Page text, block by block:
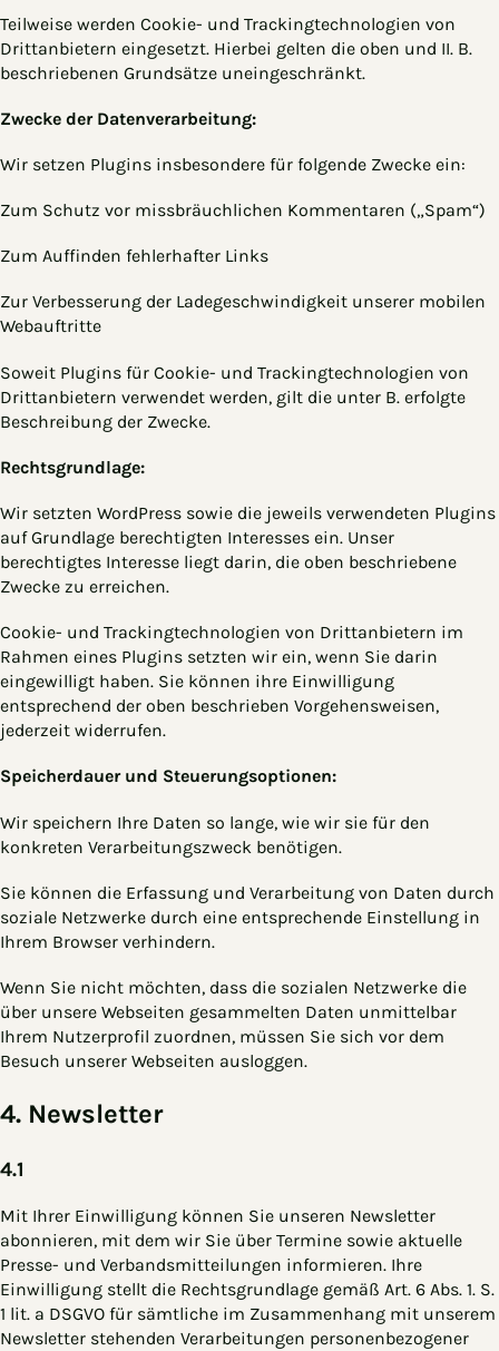
Teilweise werden Cookie- und Trackingtechnologien von
Drittanbietern eingesetzt. Hierbei gelten die oben und II. B.
beschriebenen Grundsätze uneingeschränkt.
Zwecke der Datenverarbeitung:
Wir setzen Plugins insbesondere für folgende Zwecke ein:
Zum Schutz vor missbräuchlichen Kommentaren („Spam“)
Zum Auffinden fehlerhafter Links
Zur Verbesserung der Ladegeschwindigkeit unserer mobilen
Webauftritte
Soweit Plugins für Cookie- und Trackingtechnologien von
Drittanbietern verwendet werden, gilt die unter B. erfolgte
Beschreibung der Zwecke.
Rechtsgrundlage:
Wir setzten WordPress sowie die jeweils verwendeten Plugins
auf Grundlage berechtigten Interesses ein. Unser
berechtigtes Interesse liegt darin, die oben beschriebene
Zwecke zu erreichen.
Cookie- und Trackingtechnologien von Drittanbietern im
Rahmen eines Plugins setzten wir ein, wenn Sie darin
eingewilligt haben. Sie können ihre Einwilligung
entsprechend der oben beschrieben Vorgehensweisen,
jederzeit widerrufen.
Speicherdauer und Steuerungsoptionen:
Wir speichern Ihre Daten so lange, wie wir sie für den
konkreten Verarbeitungszweck benötigen.
Sie können die Erfassung und Verarbeitung von Daten durch
soziale Netzwerke durch eine entsprechende Einstellung in
Ihrem Browser verhindern.
Wenn Sie nicht möchten, dass die sozialen Netzwerke die
über unsere Webseiten gesammelten Daten unmittelbar
Ihrem Nutzerprofil zuordnen, müssen Sie sich vor dem
Besuch unserer Webseiten ausloggen.
4. Newsletter
4.1
Mit Ihrer Einwilligung können Sie unseren Newsletter
abonnieren, mit dem wir Sie über Termine sowie aktuelle
Presse- und Verbandsmitteilungen informieren. Ihre
Einwilligung stellt die Rechtsgrundlage gemäß Art. 6 Abs. 1. S.
1 lit. a DSGVO für sämtliche im Zusammenhang mit unserem
Newsletter stehenden Verarbeitungen personenbezogener